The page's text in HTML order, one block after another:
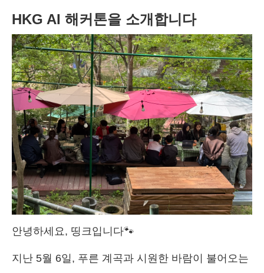
HKG AI 해커톤을 소개합니다
안녕하세요, 띵크입니다🐾
지난 5월 6일, 푸른 계곡과 시원한 바람이 불어오는